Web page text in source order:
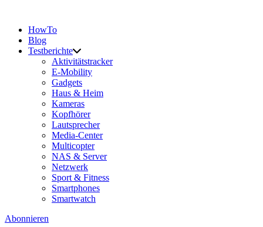
HowTo
Blog
Testberichte
Aktivitätstracker
E-Mobility
Gadgets
Haus & Heim
Kameras
Kopfhörer
Lautsprecher
Media-Center
Multicopter
NAS & Server
Netzwerk
Sport & Fitness
Smartphones
Smartwatch
Abonnieren